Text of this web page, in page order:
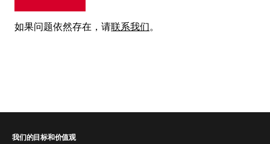
如果问题依然存在，请联系我们。
我们的目标和价值观